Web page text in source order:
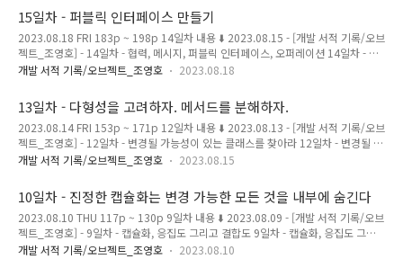
차 - 협력, 메시지, 퍼블릭 인터페이스, 오퍼레이션 magenta-ming.tistory.com 디
미터 법칙은 어떤 객체와 결합되어 있는지를 고려하는 것이다. 협력을 제한하는 디미
터 법칙에서, 한개의 dot(.)을 쓰는 것을 권장했다. 하지만 이 말은 어떤 객체와 결합
되는지에 따라 다르다. IntStream...
15일차 - 퍼블릭 인터페이스 만들기
2023.08.18 FRI 183p ~ 198p 14일차 내용 ⬇️ 2023.08.15 - [개발 서적 기록/오브
젝트_조영호] - 14일차 - 협력, 메시지, 퍼블릭 인터페이스, 오퍼레이션 14일차 - 협
력, 메시지, 퍼블릭 인터페이스, 오퍼레이션 2023.08.15 TUE 169p ~ 185p 13일
려하자. 메서드를 분해하자. 13일차 - 다형성을 고려하자. 메서드를 분해하자.
2023.08.14 FRI magenta-ming.tistory.com 퍼블릭 인터페이스 만들기 : 협력 경
로를 제한하자, 직접 상태를 판단해서 결정하지 말자. 객체의 내부 구조에 강하게 결
합되지 않도록 협력 경로를 제한하라. (..
개발 서적 기록/오브젝트_조영호 2023.08.18
13일차 - 다형성을 고려하자. 메서드를 분해하자.
2023.08.14 FRI 153p ~ 171p 12일차 내용 ⬇️ 2023.08.13 - [개발 서적 기록/오브
젝트_조영호] - 12일차 - 변경될 가능성이 있는 클래스를 찾아라 12일차 - 변경될 가
능성이 있는 클래스를 찾아라 2023.08.12 SAT 140p ~ 155p 11일차 내용 ⬇️
하기 11일차 - 책임 주도 설계로 전환하기 2023.08.11 FRI 130p ~ 141p 10일차
내용 ⬇️ magenta-ming.tistory.com 다형성을 생각하라 객체의 암시적인 타입에 따
라서 행동을 분기해야할 때, 다형성을 이용하라. 암시적인 타입을 명시적인 클래스로
정의하고, 행동을 나워서 응집도를 ..
개발 서적 기록/오브젝트_조영호 2023.08.15
10일차 - 진정한 캡슐화는 변경 가능한 모든 것을 내부에 숨긴다
2023.08.10 THU 117p ~ 130p 9일차 내용 ⬇️ 2023.08.09 - [개발 서적 기록/오브
젝트_조영호] - 9일차 - 캡슐화, 응집도 그리고 결합도 9일차 - 캡슐화, 응집도 그리
고 결합도 2023.08.09 WED 107p ~ 118p 8일차 내용 ⬇️ 2023.08.09 - [개발 서적
개발 서적 기록/오브젝트_조영호 2023.08.10